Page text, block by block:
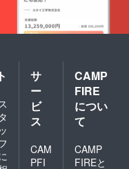
にドリ
ンク代
として
円必要
となり
ます ※
当日は
500円
ス
タ
ッ
サ
ー
ビ
ス
CAM
PFI
CAMP
FIRE
につい
て
CAMP
FIREと